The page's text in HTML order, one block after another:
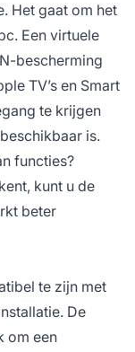
Het gaat om het
Een virtuele
bescherming
TV’s en Smart
te krijgen
is.
functies?
kunt u de
beter
te zijn met
De
om een